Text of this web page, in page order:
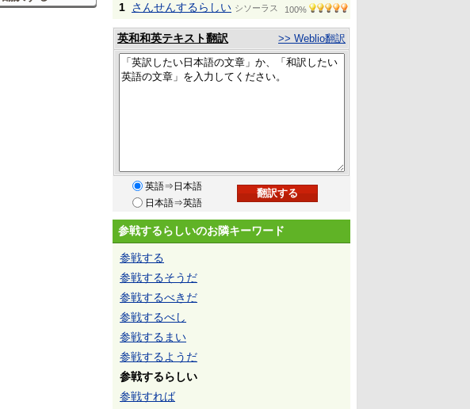
1 さんせんするらしい シソーラス 100%
英和和英テキスト翻訳 >> Weblio翻訳
英語⇒日本語
日本語⇒英語
参戦するらしいのお隣キーワード
参戦する
参戦するそうだ
参戦するべきだ
参戦するべし
参戦するまい
参戦するようだ
参戦するらしい
参戦すれば